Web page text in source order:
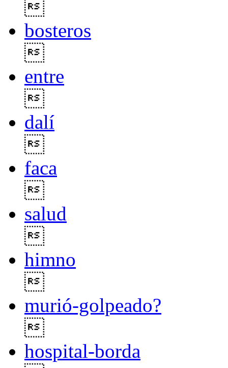
bosteros
entre
dalí
faca
salud
himno
murió-golpeado?
hospital-borda